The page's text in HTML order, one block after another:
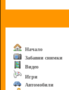
Начало
Забавни снимки
Видео
Игри
Автомобили